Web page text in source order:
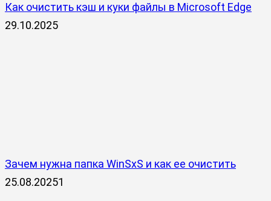
Как очистить кэш и куки файлы в Microsoft Edge
29.10.2025
Зачем нужна папка WinSxS и как ее очистить
25.08.20251